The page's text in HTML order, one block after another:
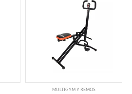
MULTIGYM Y REMOS